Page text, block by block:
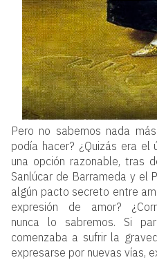
Pero no sabemos nada
podía hacer? ¿Quizás era el
una opción razonable, tras
Sanlúcar de Barrameda y el
algún pacto secreto entre
expresión de amor?
nunca lo sabremos. Si
comenzaba a sufrir la
expresarse por nuevas vías,